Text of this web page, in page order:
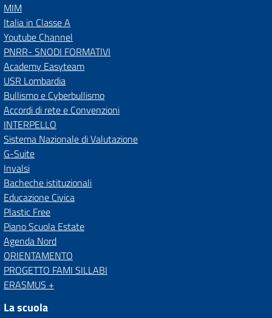
MIM
Italia in Classe A
Youtube Channel
PNRR- SNODI FORMATIVI
Academy Easyteam
USR Lombardia
Bullismo e Cyberbullismo
Accordi di rete e Convenzioni
INTERPELLO
Sistema Nazionale di Valutazione
G-Suite
Invalsi
Bacheche istituzionali
Educazione Civica
Plastic Free
Piano Scuola Estate
Agenda Nord
ORIENTAMENTO
PROGETTO FAMI SILLABI
ERASMUS +
La scuola